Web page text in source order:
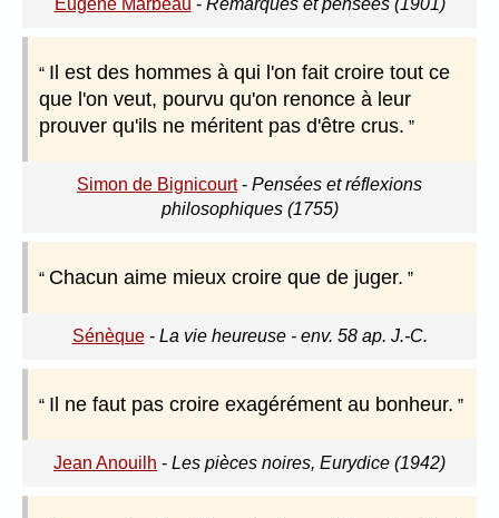
Eugène Marbeau - Remarques et pensées (1901)
Il est des hommes à qui l'on fait croire tout ce
que l'on veut, pourvu qu'on renonce à leur
prouver qu'ils ne méritent pas d'être crus.
Simon de Bignicourt- Pensées et réflexions
philosophiques (1755)
Chacun aime mieux croire que de juger.
Sénèque- La vie heureuse - env. 58 ap. J.-C.
Il ne faut pas croire exagérément au bonheur.
Jean Anouilh - Les pièces noires, Eurydice (1942)